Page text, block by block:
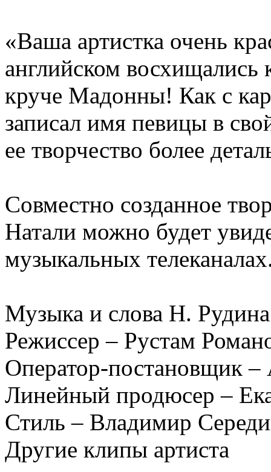
«Ваша артистка очень
английском
круче Мадонны! Как с
записал имя певицы в
ее творчество более
Совместно созданное
Натали можно будет
музыкальных
Музыка и слова Н. Рудина
Режиссер – Рустам
Оператор-постановщик
Линейный продюсер –
Стиль – Владимир
Другие клипы артиста